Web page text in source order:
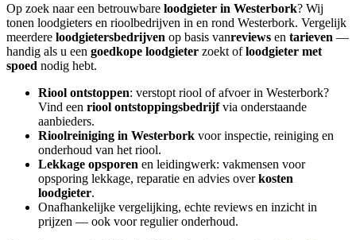
Op zoek naar een betrouwbare loodgieter in Westerbork? Wij
tonen loodgieters en rioolbedrijven in en rond Westerbork. Vergelijk
meerdere loodgietersbedrijven op basis vanreviews en tarieven —
handig als u een goedkope loodgieter zoekt ofloodgieter met
spoed nodig hebt.
Riool ontstoppen: verstopt riool of afvoer in Westerbork?
Vind een riool ontstoppingsbedrijfvia onderstaande
aanbieders.
Rioolreiniging in Westerbork voor inspectie, reiniging en
onderhoud van het riool.
Lekkage opsporen en leidingwerk: vakmensen voor
opsporing lekkage, reparatie en advies overkosten
loodgieter.
Onafhankelijke vergelijking, echte reviews en inzicht in
prijzen — ook voor regulier onderhoud.